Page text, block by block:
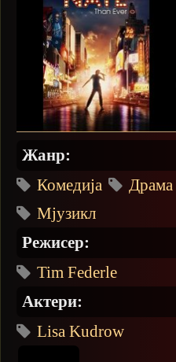
Жанр:
Комедија
Драма
Мјузикл
Режисер:
Tim Federle
Актери:
Lisa Kudrow